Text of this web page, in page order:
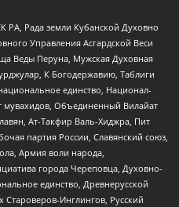
РА, Рада земли Кубанской Духовно
Управления Асгардской Веси
Веды Перуна, Мужская Духовная
К Богодержавию, Таблиги
единство, Национал-
мувахидов, Объединенный Вилайат
Ат-Такфир Валь-Хиджра, Пит
партия России, Славянский союз,
Армия воли народа,
города Череповца, Духовно-
единство, Древнерусской
Староверов-Инглингов, Русский